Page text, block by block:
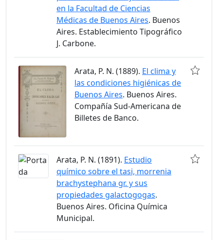
en la Facultad de Ciencias
Médicas de Buenos Aires. Buenos
Aires. Establecimiento Tipográfico
J. Carbone.
Arata, P. N. (1889). El clima y
las condiciones higiénicas de
Buenos Aires. Buenos Aires.
Compañía Sud-Americana de
Billetes de Banco.
Arata, P. N. (1891). Estudio
químico sobre el tasi, morrenia
brachystephana gr. y sus
propiedades galactogogas.
Buenos Aires. Oficina Química
Municipal.